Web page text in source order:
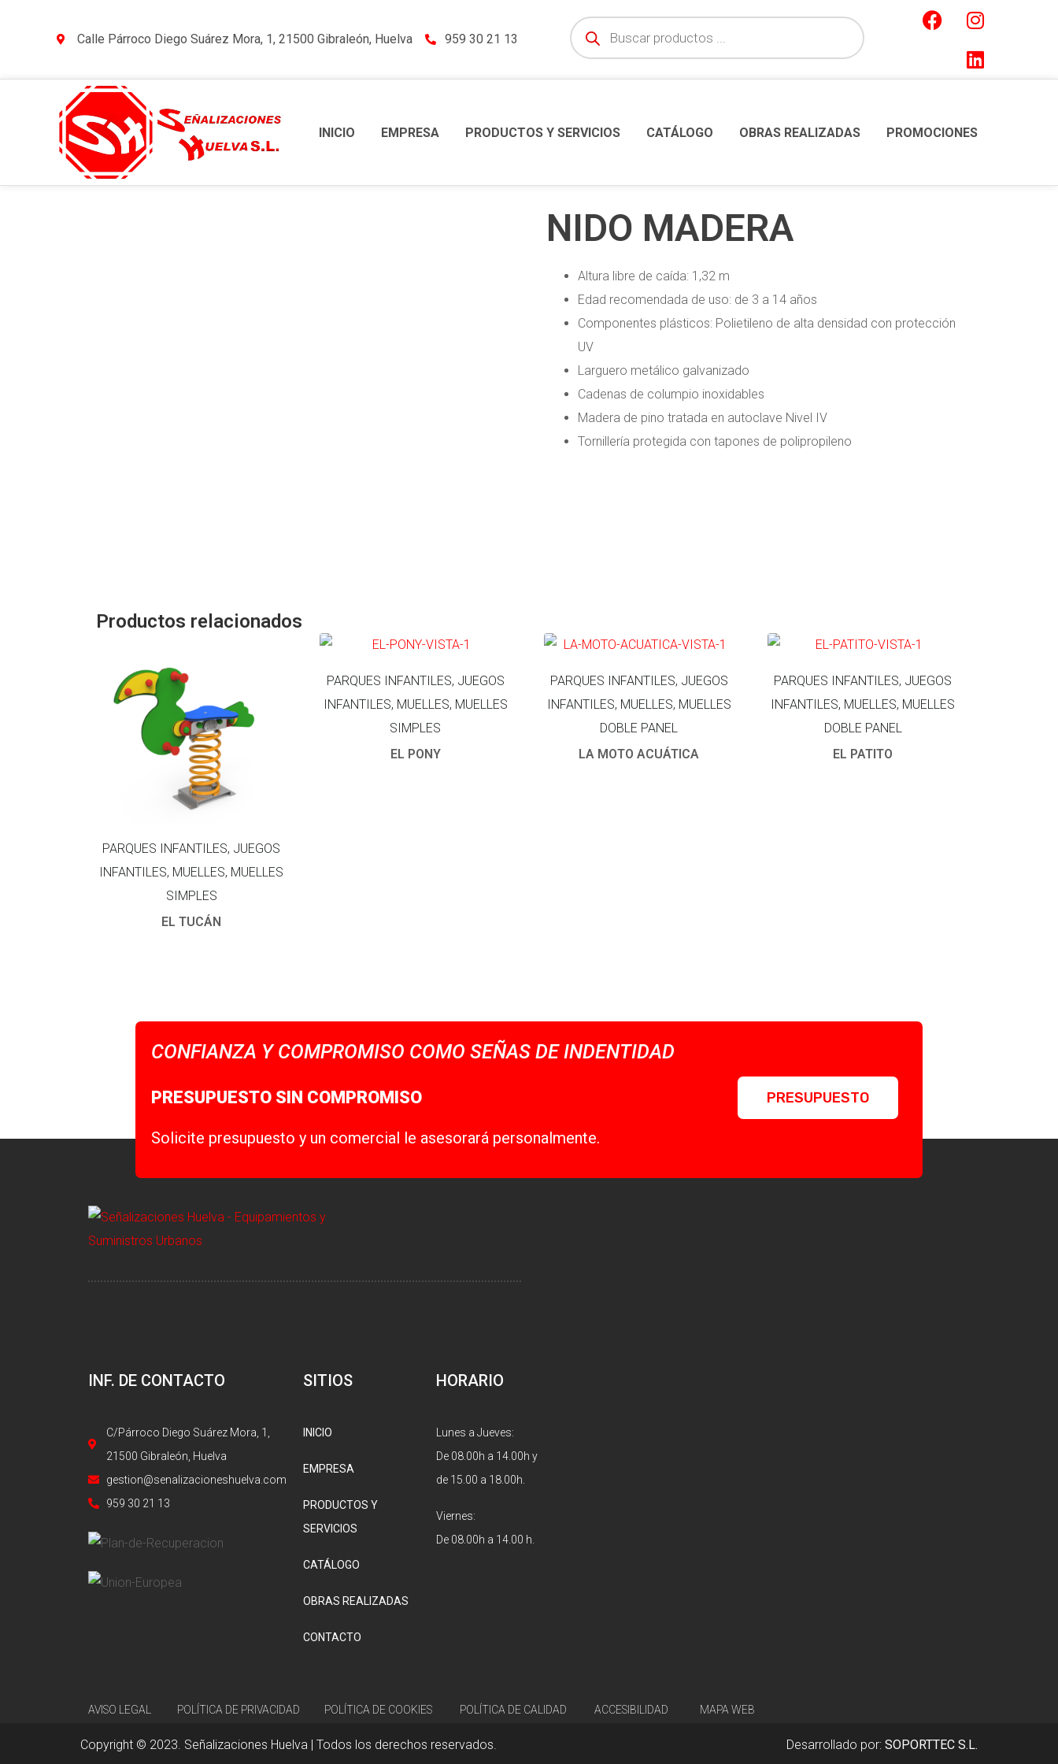
Calle Párroco Diego Suárez Mora, 1, 21500 Gibraleón, Huelva 959 30 21 13
INICIO EMPRESA PRODUCTOS Y SERVICIOS CATÁLOGO OBRAS REALIZADAS PROMOCIONES
NIDO MADERA
Altura libre de caída: 1,32 m
Edad recomendada de uso: de 3 a 14 años
Componentes plásticos: Polietileno de alta densidad con protección
UV
Larguero metálico galvanizado
Cadenas de columpio inoxidables
Madera de pino tratada en autoclave Nivel IV
Tornillería protegida con tapones de polipropileno
Productos relacionados
PARQUES INFANTILES, JUEGOS
INFANTILES, MUELLES, MUELLES
SIMPLES
EL TUCÁN
PARQUES INFANTILES, JUEGOS
INFANTILES, MUELLES, MUELLES
SIMPLES
EL PONY
PARQUES INFANTILES, JUEGOS
INFANTILES, MUELLES, MUELLES
DOBLE PANEL
LA MOTO ACUÁTICA
PARQUES INFANTILES, JUEGOS
INFANTILES, MUELLES, MUELLES
DOBLE PANEL
EL PATITO
CONFIANZA Y COMPROMISO COMO SEÑAS DE INDENTIDAD
PRESUPUESTO SIN COMPROMISO
Solicite presupuesto y un comercial le asesorará personalmente.
PRESUPUESTO
INF. DE CONTACTO
C/Párroco Diego Suárez Mora, 1,
21500 Gibraleón, Huelva
gestion@senalizacioneshuelva.com
959 30 21 13
SITIOS
INICIO
EMPRESA
PRODUCTOS Y
SERVICIOS
CATÁLOGO
OBRAS REALIZADAS
CONTACTO
HORARIO
Lunes a Jueves:
De 08.00h a 14.00h y
de 15.00 a 18.00h.
Viernes:
De 08.00h a 14.00 h.
AVISO LEGAL POLÍTICA DE PRIVACIDAD POLÍTICA DE COOKIES POLÍTICA DE CALIDAD ACCESIBILIDAD MAPA WEB
Copyright © 2023. Señalizaciones Huelva | Todos los derechos reservados. Desarrollado por: SOPORTTEC S.L.